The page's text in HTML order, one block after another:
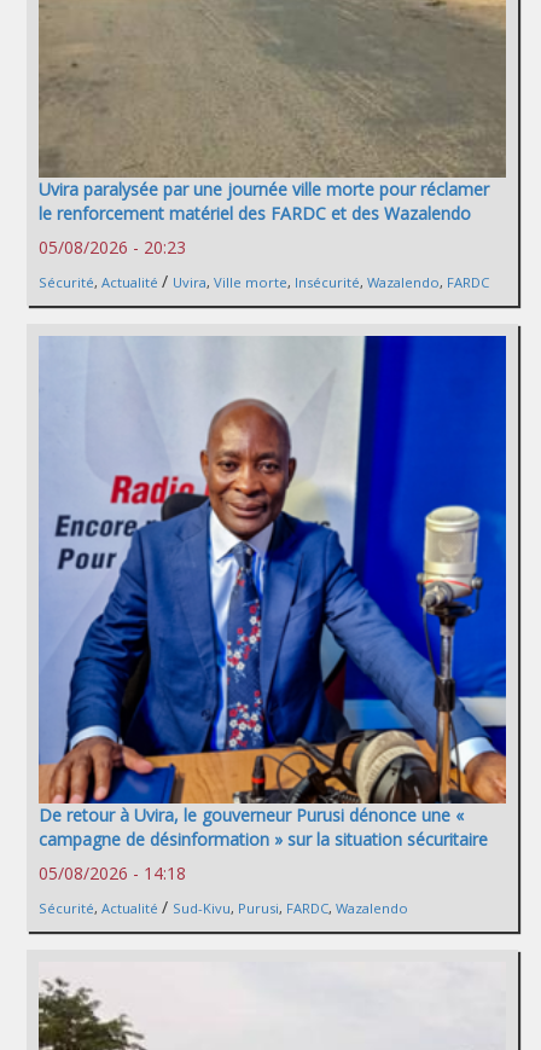
Uvira paralysée par une journée ville morte pour réclamer
le renforcement matériel des FARDC et des Wazalendo
05/08/2026 - 20:23
Sécurité, Actualité / Uvira, Ville morte, Insécurité, Wazalendo, FARDC
De retour à Uvira, le gouverneur Purusi dénonce une «
campagne de désinformation » sur la situation sécuritaire
05/08/2026 - 14:18
Sécurité, Actualité / Sud-Kivu, Purusi, FARDC, Wazalendo